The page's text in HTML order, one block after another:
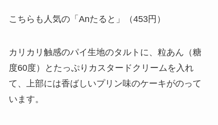
こちらも人気の「Anたると」（453円）
カリカリ触感のパイ生地のタルトに、粒あん（糖
度60度）とたっぷりカスタードクリームを入れ
て、上部には香ばしいプリン味のケーキがのって
います。